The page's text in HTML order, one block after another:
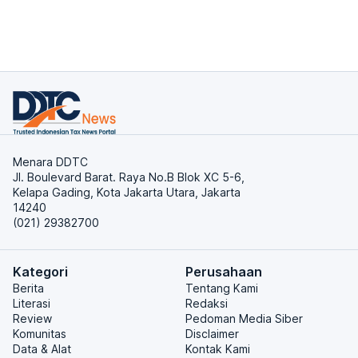
Menara DDTC
Jl. Boulevard Barat. Raya No.B Blok XC 5-6,
Kelapa Gading, Kota Jakarta Utara, Jakarta
14240
(021) 29382700
Kategori
Berita
Literasi
Review
Komunitas
Data & Alat
Perusahaan
Tentang Kami
Redaksi
Pedoman Media Siber
Disclaimer
Kontak Kami